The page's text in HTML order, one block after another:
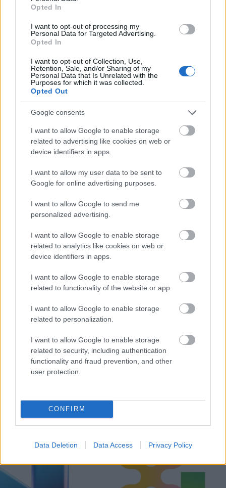
Opted In
I want to opt-out of processing my
Personal Data for Targeted Advertising.
Opted In
I want to opt-out of Collection, Use,
Retention, Sale, and/or Sharing of my
Personal Data that Is Unrelated with the
Purposes for which it was collected.
Opted Out
Google consents
I want to allow Google to enable storage
related to advertising like cookies on web or
device identifiers in apps.
I want to allow my user data to be sent to
Google for online advertising purposes.
I want to allow Google to send me
personalized advertising.
I want to allow Google to enable storage
related to analytics like cookies on web or
device identifiers in apps.
I want to allow Google to enable storage
related to functionality of the website or app.
I want to allow Google to enable storage
related to personalization.
I want to allow Google to enable storage
related to security, including authentication
functionality and fraud prevention, and other
user protection.
CONFIRM
Data Deletion Data Access Privacy Policy
Το Minecraft έρχεται στο Nintendo Switch 2 όπως δεν το
έχετε ξαναδεί
Μνημόνιο συνεργασίας Πανεπιστημίου Πατρών –
Δεν ανοίγει η μπάρα στα διόδια με το e-pass ενώ έχει
χρήματα «μέσα»;